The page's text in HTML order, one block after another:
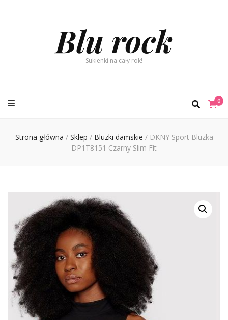
Blu rock
Sukienki na cały rok!
0
Strona główna / Sklep / Bluzki damskie / DKNY Sport Bluzka
DP1T8151 Czarny Slim Fit